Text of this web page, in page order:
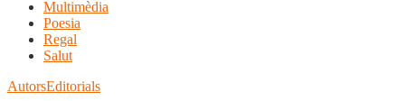
Multimèdia
Poesia
Regal
Salut
AutorsEditorials